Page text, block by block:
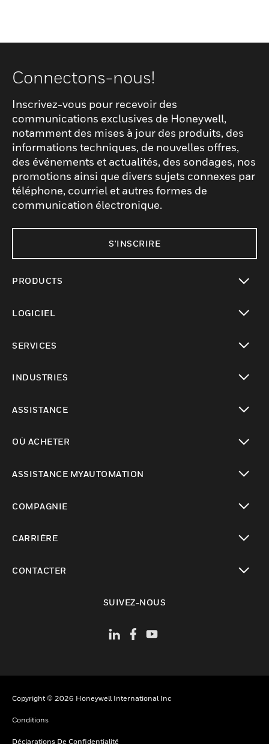
Connectons-nous!
Inscrivez-vous pour recevoir des
communications exclusives de Honeywell,
notamment des mises à jour des produits, des
informations techniques, de nouvelles offres,
des événements et actualités, des sondages, nos
promotions ainsi que divers sujets connexes par
téléphone, courriel et autres formes de
communication électronique.
S'INSCRIRE
PRODUCTS
LOGICIEL
SERVICES
INDUSTRIES
ASSISTANCE
OÙ ACHETER
ASSISTANCE MYAUTOMATION
COMPAGNIE
CARRIÈRE
CONTACTER
SUIVEZ-NOUS
Copyright © 2026 Honeywell International Inc
Conditions
Déclarations De Confidentialité